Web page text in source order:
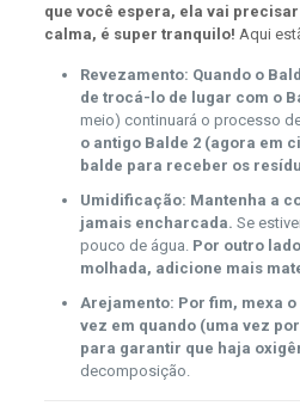
que você espera, ela vai
calma, é super tranquilo! Aqui
Revezamento: Quando o
de trocá-lo de lugar com o
meio) continuará o processo
o antigo Balde 2 (agora em
balde para receber os
Umidificação: Mantenha a
jamais encharcada. Se
pouco de água. Por outro
molhada, adicione mais
Arejamento: Por fim, mexa
vez em quando (uma vez
para garantir que haja
decomposição.